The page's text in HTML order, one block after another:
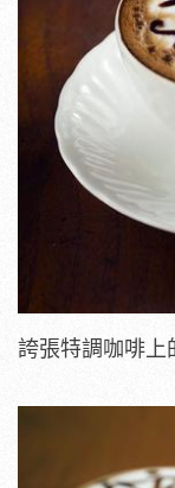
誇張特調咖啡上